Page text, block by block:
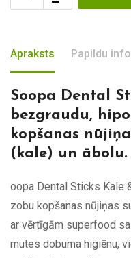
Apraksts Papildu
Soopa Dental
bezgraudu,
kopšanas
(kale) un ābolu.
oopa Dental Sticks Kale
zobu kopšanas nūjiņas
ar vērtīgām superfood
mutes dobuma higiēnu,